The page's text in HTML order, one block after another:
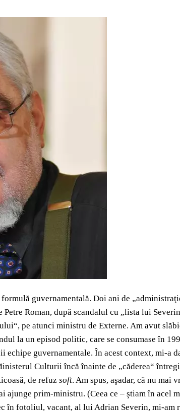
guvernamentală. Doi ani de
Roman, după scandalul cu „lista lui
pe atunci ministru de Externe. Am avut
la un episod politic, care se consumase în
guvernamentale. În acest context, mi-a
Culturii încă înainte de „căderea“
de refuz soft. Am spus, aşadar, că nu mai
ajunge prim-ministru. (Ceea ce – ştiam în acel
în fotoliul, vacant, al lui Adrian Severin, mi-